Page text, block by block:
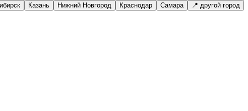
Казань Нижний Новгород Краснодар Самара 📍 другой город